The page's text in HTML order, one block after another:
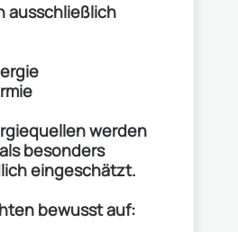
ausschließlich
werden
besonders
eingeschätzt.
bewusst auf: